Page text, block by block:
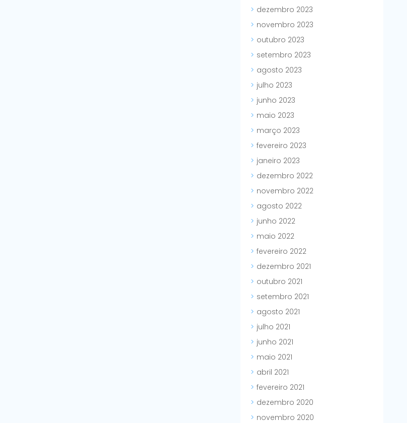
dezembro 2023
novembro 2023
outubro 2023
setembro 2023
agosto 2023
julho 2023
junho 2023
maio 2023
março 2023
fevereiro 2023
janeiro 2023
dezembro 2022
novembro 2022
agosto 2022
junho 2022
maio 2022
fevereiro 2022
dezembro 2021
outubro 2021
setembro 2021
agosto 2021
julho 2021
junho 2021
maio 2021
abril 2021
fevereiro 2021
dezembro 2020
novembro 2020